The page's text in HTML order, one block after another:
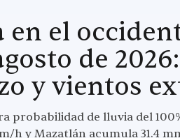
en el
de
y vientos
probabilidad de lluvia del
h y Mazatlán acumula 31.4